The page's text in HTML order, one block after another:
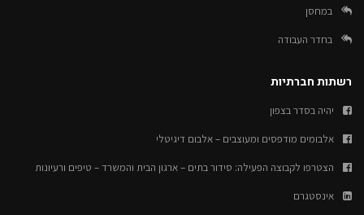
במחסן
בחדר העבודה
רשתות חברתיות
יהיה בסדר בצפון
אלבומים מודפסים ומעוצבים – אלבום דיגיטלי
הצטרפו לקבוצה הפעילה: סידור בתים – ארגון הבית והמשרד – טיפים ורעיונות
אינסטגרם